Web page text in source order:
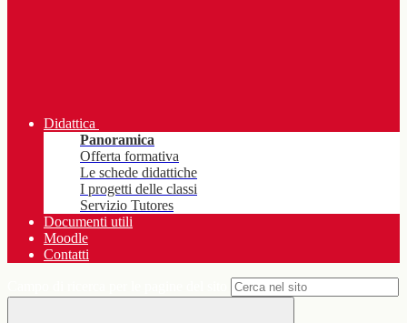
Didattica
Panoramica
Offerta formativa
Le schede didattiche
I progetti delle classi
Servizio Tutores
Documenti utili
Moodle
Contatti